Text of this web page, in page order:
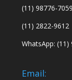
(11) 98776-7059
(11) 2822-9612
WhatsApp: (11)
Email: